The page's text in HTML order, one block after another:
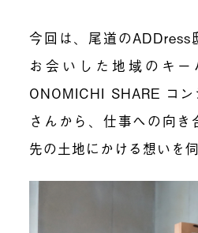
今回は、尾道のADDress
お会いした地域のキー
ONOMICHI SHARE コ
さんから、仕事への向
先の土地にかける想いを伺